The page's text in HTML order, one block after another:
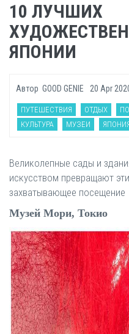
10 ЛУЧШИХ
ЯПОНИИ
Автор GOOD GENIE 20 Apr
ПУТЕШЕСТВИЯ ОТДЫХ
КУЛЬТУРА
МУЗЕИ
Великолепные сады и
искусством превращают
захватывающее посещение
Музей Мори, Токио